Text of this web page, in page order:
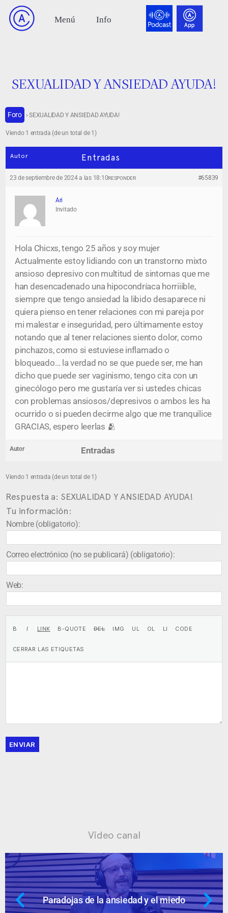
SEXUALIDAD Y ANSIEDAD AYUDA!
Foro › SEXUALIDAD Y ANSIEDAD AYUDA!
Viendo 1 entrada (de un total de 1)
Autor Entradas
23 de septiembre de 2024 a las 18:10 #65839
RESPONDER
Ari
Invitado
Hola Chicxs, tengo 25 años y soy mujer
Actualmente estoy lidiando con un transtorno mixto
ansioso depresivo con multitud de sintomas que me
han desencadenado una hipocondríaca horriiible,
siempre que tengo ansiedad la libido desaparece ni
quiera pienso en tener relaciones con mi pareja por
mi malestar e inseguridad, pero últimamente estoy
notando que al tener relaciones siento dolor, como
pinchazos, como si estuviese inflamado o
bloqueado… la verdad no se que puede ser, me han
dicho que puede ser vaginismo, tengo cita con un
ginecólogo pero me gustaría ver si ustedes chicas
con problemas ansiosos/depresivos o ambos les ha
ocurrido o si pueden decirme algo que me tranquilice
GRACIAS, espero leerlas 🫂
Autor Entradas
Viendo 1 entrada (de un total de 1)
Respuesta a: SEXUALIDAD Y ANSIEDAD AYUDA!
Tu información:
Nombre (obligatorio):
Correo electrónico (no se publicará) (obligatorio):
Web:
ENVIAR
Vídeo canal
Paradojas de la ansiedad y el miedo